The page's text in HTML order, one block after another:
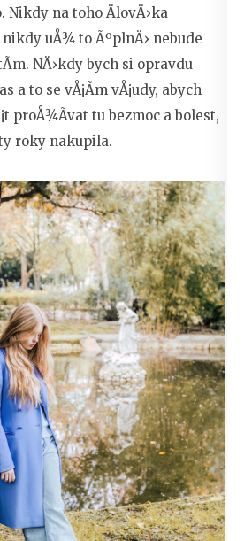
Nikdy na toho ÄlovÄ›ka
uÅ¾ to ÃºplnÄ› nebude
NÄ›kdy bych si opravdu
a to se vÅ¡Ã­m vÅ¡udy, abych
proÅ¾Ã­vat tu bezmoc a bolest,
roky nakupila.